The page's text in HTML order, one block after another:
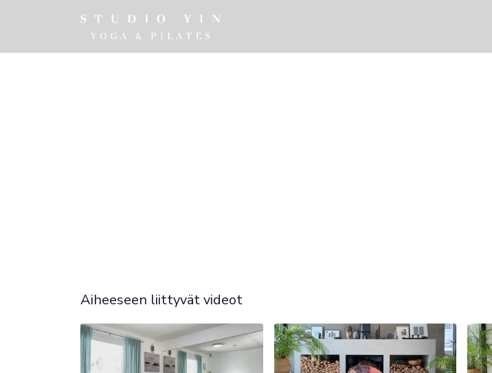
Aiheeseen liittyvät videot